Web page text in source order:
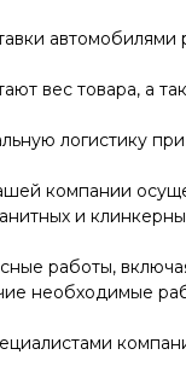
автомобилями
вес товара, а
логистику при
компании
и
работы,
необходимые